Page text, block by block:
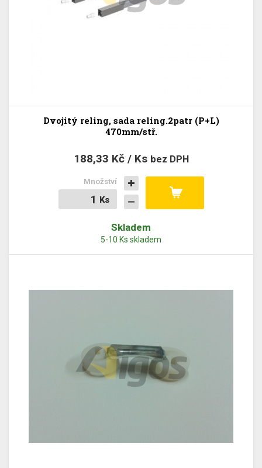
Dvojitý reling, sada reling.2patr (P+L)
470mm/stř.
188,33 Kč / Ks bez DPH
Ks
Ks
Množství
Skladem
5-10 Ks skladem